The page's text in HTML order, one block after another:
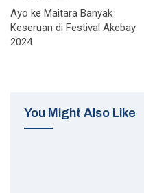
Ayo ke Maitara Banyak
Keseruan di Festival Akebay
2024
You Might Also Like